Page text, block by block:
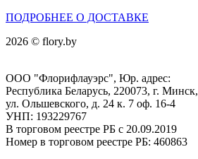
ПОДРОБНЕЕ О ДОСТАВКЕ
2026 © flory.by
ООО "Флорифлауэрс", Юр. адрес:
Республика Беларусь, 220073, г. Минск,
ул. Ольшевского, д. 24 к. 7 оф. 16-4
УНП: 193229767
В торговом реестре РБ с 20.09.2019
Номер в торговом реестре РБ: 460863